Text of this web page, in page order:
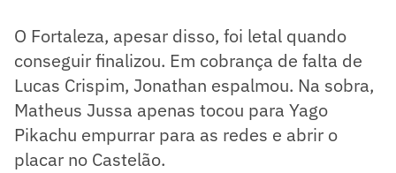
O Fortaleza, apesar disso, foi letal quando
conseguir finalizou. Em cobrança de falta de
Lucas Crispim, Jonathan espalmou. Na sobra,
Matheus Jussa apenas tocou para Yago
Pikachu empurrar para as redes e abrir o
placar no Castelão.